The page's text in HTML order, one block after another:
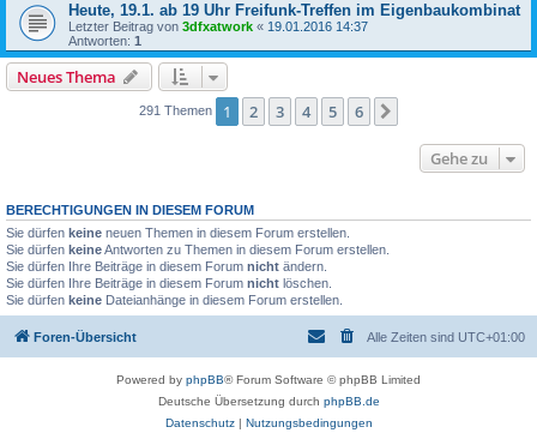
Heute, 19.1. ab 19 Uhr Freifunk-Treffen im Eigenbaukombinat
Letzter Beitrag von 3dfxatwork « 19.01.2016 14:37
Antworten: 1
Neues Thema
291 Themen 1 2 3 4 5 6
Gehe zu
BERECHTIGUNGEN IN DIESEM FORUM
Sie dürfen keine neuen Themen in diesem Forum erstellen.
Sie dürfen keineAntworten zu Themen in diesem Forum erstellen.
Sie dürfen Ihre Beiträge in diesem Forum nicht ändern.
Sie dürfen Ihre Beiträge in diesem Forum nicht löschen.
Sie dürfen keine Dateianhänge in diesem Forum erstellen.
Foren-Übersicht Alle Zeiten sind UTC+01:00
Powered by phpBB® Forum Software © phpBB Limited
Deutsche Übersetzung durch phpBB.de
Datenschutz| Nutzungsbedingungen